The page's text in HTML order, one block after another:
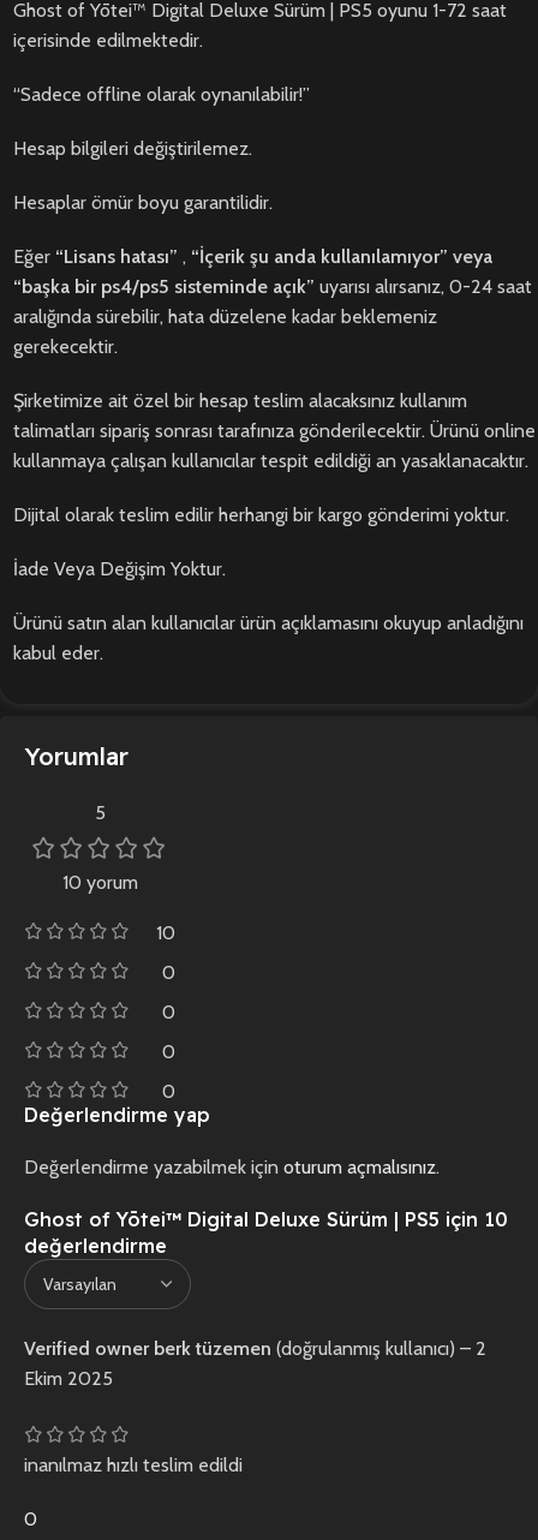
Ghost of Yōtei™ Digital Deluxe Sürüm | PS5 oyunu 1-72 saat
içerisinde edilmektedir.
“Sadece offline olarak oynanılabilir!”
Hesap bilgileri değiştirilemez.
Hesaplar ömür boyu garantilidir.
Eğer “Lisans hatası” , “İçerik şu anda kullanılamıyor” veya
“başka bir ps4/ps5 sisteminde açık” uyarısı alırsanız, 0-24 saat
aralığında sürebilir, hata düzelene kadar beklemeniz
gerekecektir.
Şirketimize ait özel bir hesap teslim alacaksınız kullanım
talimatları sipariş sonrası tarafınıza gönderilecektir. Ürünü online
kullanmaya çalışan kullanıcılar tespit edildiği an yasaklanacaktır.
Dijital olarak teslim edilir herhangi bir kargo gönderimi yoktur.
İade Veya Değişim Yoktur.
Ürünü satın alan kullanıcılar ürün açıklamasını okuyup anladığını
kabul eder.
Yorumlar
5
10 yorum
10
0
0
0
0
Ghost of Yōtei™ Digital Deluxe Sürüm | PS5 için 10
değerlendirme
Verified owner berk tüzemen (doğrulanmış kullanıcı) – 2
Ekim 2025
inanılmaz hızlı teslim edildi
0
Değerlendirme yap
Değerlendirme yazabilmek için oturum açmalısınız.